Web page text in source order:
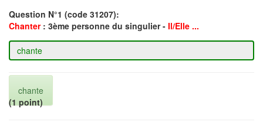
Question N°1 (code 31207):
Chanter: 3ème personne du singulier - Il/Elle ...
chante
(1 point)